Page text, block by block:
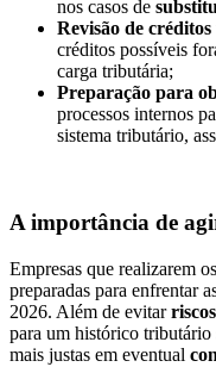
nos casos de
Revisão de
créditos possíveis
carga tributária;
Preparação para
processos internos
sistema tributário,
A importância de
Empresas que realizarem
preparadas para enfrentar
2026. Além de evitar
para um histórico tributário
mais justas em eventual